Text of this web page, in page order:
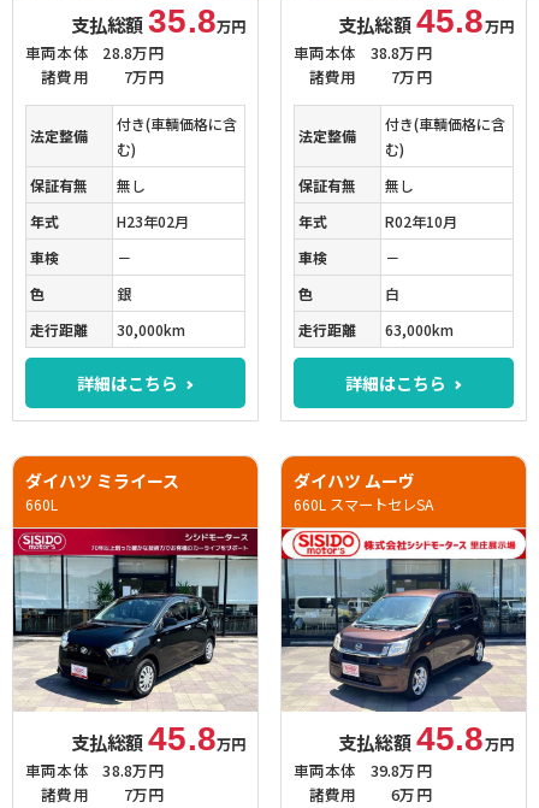
支払総額35.8万円
車両本体
28.8万円
諸費用
7万円
法定整備
付き(車輌価格に含
む)
保証有無
無し
年式
H23年02月
車検
－
色
銀
走行距離
30,000km
詳細はこちら
支払総額45.8万円
車両本体
38.8万円
諸費用
7万円
法定整備
付き(車輌価格に含
む)
保証有無
無し
年式
R02年10月
車検
－
色
白
走行距離
63,000km
詳細はこちら
ダイハツ ミライース
660L
支払総額45.8万円
車両本体
38.8万円
諸費用
7万円
ダイハツ ムーヴ
660L スマートセレSA
支払総額45.8万円
車両本体
39.8万円
諸費用
6万円